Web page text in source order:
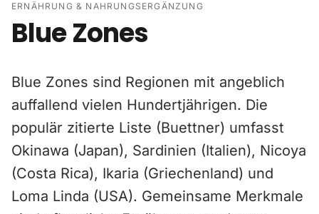
ERNÄHRUNG & NAHRUNGSERGÄNZUNG
Blue Zones
Blue Zones sind Regionen mit angeblich
auffallend vielen Hundertjährigen. Die
populär zitierte Liste (Buettner) umfasst
Okinawa (Japan), Sardinien (Italien), Nicoya
(Costa Rica), Ikaria (Griechenland) und
Loma Linda (USA). Gemeinsame Merkmale